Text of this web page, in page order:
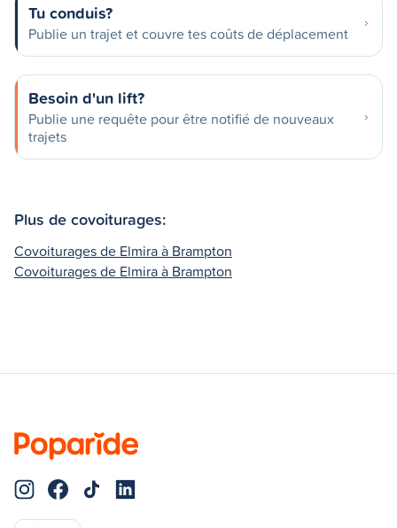
Tu conduis?
Publie un trajet et couvre tes coûts de déplacement
Besoin d'un lift?
Publie une requête pour être notifié de nouveaux
trajets
Plus de covoiturages:
Covoiturages de Elmira à Brampton
Covoiturages de Elmira à Brampton